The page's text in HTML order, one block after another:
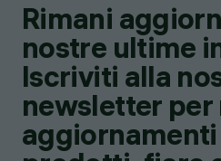
Rimani
nostre ultime
Iscriviti alla
newsletter per
aggiornamenti